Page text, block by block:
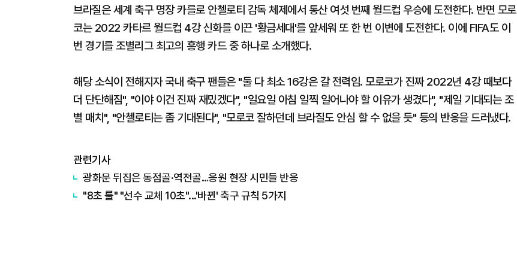
브라질은 세계 축구 명장 카를로 안첼로티 감독 체제에서 통산 여섯 번째 월드컵 우승에 도전한다. 반면 모로
코는 2022 카타르 월드컵 4강 신화를 이끈 '황금세대'를 앞세워 또 한 번 이변에 도전한다. 이에 FIFA도 이
번 경기를 조별리그 최고의 흥행 카드 중 하나로 소개했다.
해당 소식이 전해지자 국내 축구 팬들은 "둘 다 최소 16강은 갈 전력임. 모로코가 진짜 2022년 4강 때보다
더 단단해짐", "이야 이건 진짜 재밌겠다", "일요일 아침 일찍 일어나야 할 이유가 생겼다", "제일 기대되는 조
별 매치", "안첼로티는 좀 기대된다", "모로코 잘하던데 브라질도 안심 할 수 없을 듯" 등의 반응을 드러냈다.
관련기사
광화문 뒤집은 동점골·역전골…응원 현장 시민들 반응
"8초 룰" "선수 교체 10초"...'바뀐' 축구 규칙 5가지